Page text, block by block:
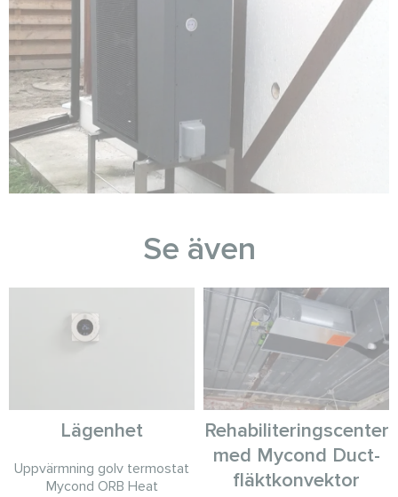
Se även
Lägenhet
Uppvärmning golv termostat
Mycond ORB Heat
Rehabiliteringscenter
med Mycond Duct-
fläktkonvektor